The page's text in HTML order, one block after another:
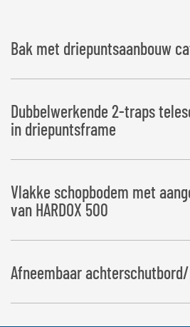
Bak met driepuntsaanbouw
Dubbelwerkende 2-traps
in driepuntsframe
Vlakke schopbodem met
van HARDOX 500
Afneembaar